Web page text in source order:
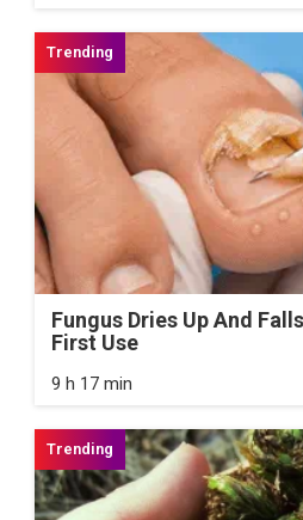
Fungus Dries Up And
First Use
9 h 17 min